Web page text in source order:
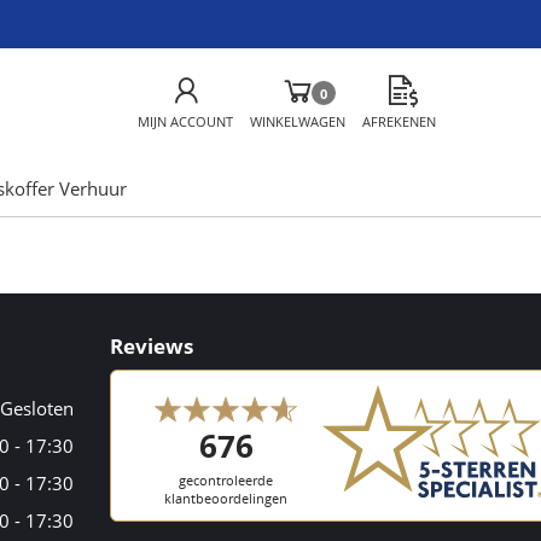
MIJN ACCOUNT
0
WINKELWAGEN
AFREKENEN
Verhuur
Gesloten
- 17:30
- 17:30
- 17:30
Reviews